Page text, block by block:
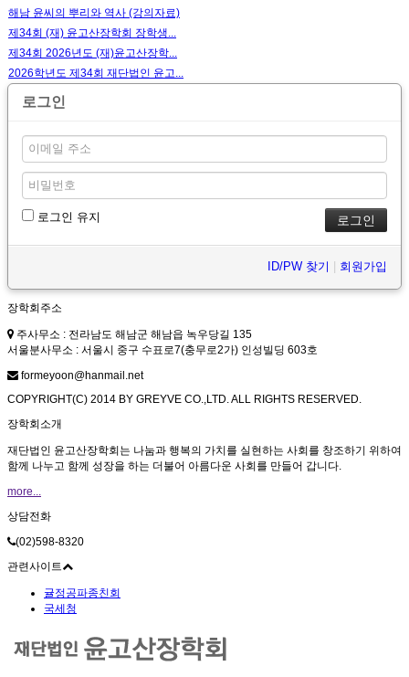
해남 윤씨의 뿌리와 역사 (강의자료)
제34회 (재) 윤고산장학회 장학생...
제34회 2026년도 (재)윤고산장학...
2026학년도 제34회 재단법인 윤고...
로그인
로그인 유지
ID/PW 찾기 | 회원가입
장학회주소
주사무소 : 전라남도 해남군 해남읍 녹우당길 135
서울분사무소 : 서울시 중구 수표로7(충무로2가) 인성빌딩 603호
formeyoon@hanmail.net
COPYRIGHT(C) 2014 BY GREYVE CO.,LTD. ALL RIGHTS RESERVED.
장학회소개
재단법인 윤고산장학회는 나눔과 행복의 가치를 실현하는 사회를 창조하기 위하여
함께 나누고 함께 성장을 하는 더불어 아름다운 사회를 만들어 갑니다.
more...
상담전화
(02)598-8320
관련사이트
귤정공파종친회
국세청